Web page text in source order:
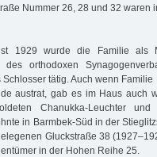
Nummer 26, 28 und 32 waren
1929 wurde die Familie als
orthodoxen
tätig. Auch wenn
austrat, gab es im Haus auch
Chanukka-Leuchter
in Barmbek-Süd in der
Gluckstraße 38
in der Hohen Reihe 25.